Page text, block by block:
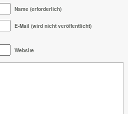
Name (erforderlich)
E-Mail (wird nicht veröffentlicht)
Website